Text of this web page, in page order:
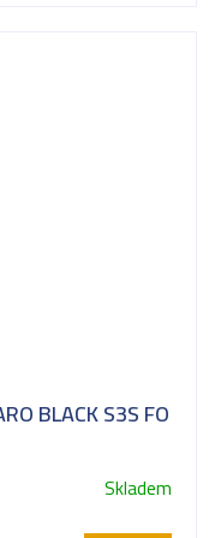
BLACK S3S FO
Skladem